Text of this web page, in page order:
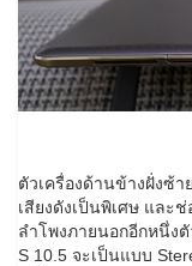
ตัวเครื่องด้านข้างฝั่งซ้า
เสียงดังเป็นพิเศษ และ
ลำโพงภายนอกอีกหนึ่งตั
S 10.5 จะเป็นแบบ